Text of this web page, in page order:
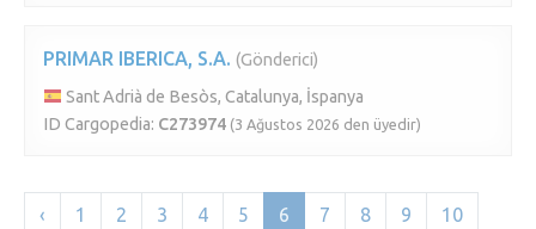
PRIMAR IBERICA, S.A. (Gönderici)
Sant Adrià de Besòs, Catalunya, İspanya
ID Cargopedia: C273974 (3 Ağustos 2026 den üyedir)
‹ 1 2 3 4 5 6 7 8 9 10